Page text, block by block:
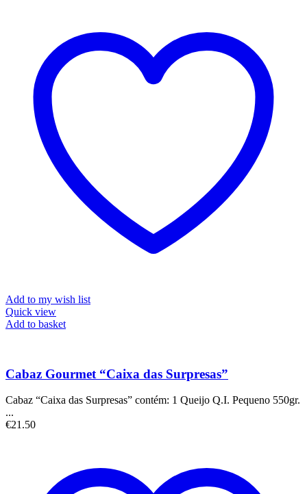
Add to my wish list
Quick view
Add to basket
Cabaz Gourmet “Caixa das Surpresas”
Cabaz “Caixa das Surpresas” contém: 1 Queijo Q.I. Pequeno 550gr.
...
€21.50